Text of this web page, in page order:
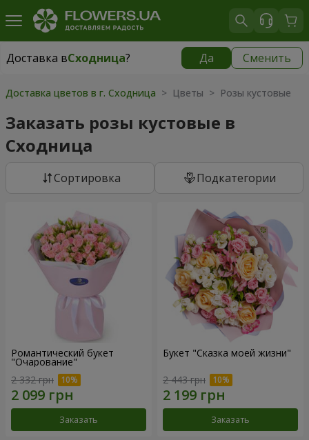
Доставка вСходница? Да Сменить
Доставка вСходница|
Доставка цветов в г. Сходница > Цветы > Розы кустовые
Заказать розы кустовые в
Сходница
Cортировка Подкатегории
Романтический букет
"Очарование"
2 332 грн
Заказать
Букет "Сказка моей жизни"
2 443 грн
Заказать